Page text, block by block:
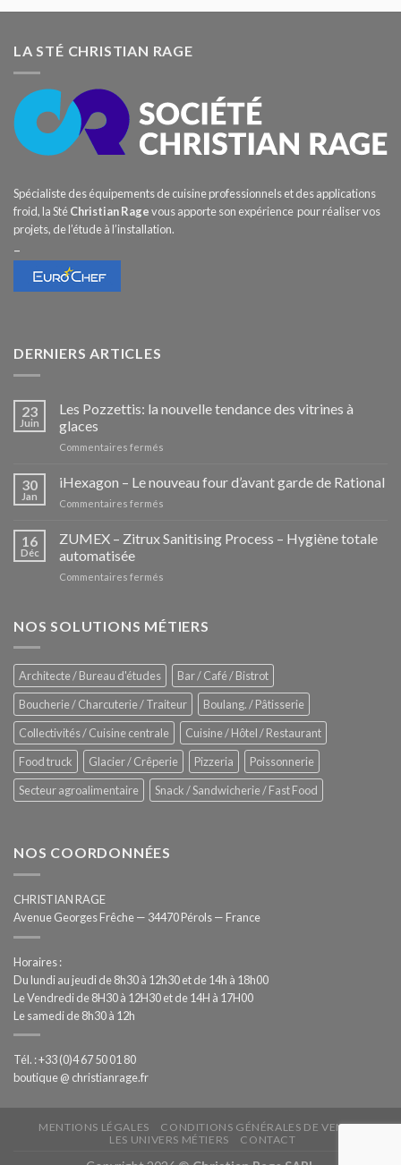
LA STÉ CHRISTIAN RAGE
Spécialiste des équipements de cuisine professionnels et des applications
froid, la StéChristian Ragevous apporte son expérience pour réaliser vos
projets, de l’étude à l’installation.
–
DERNIERS ARTICLES
23
Juin
Les Pozzettis: la nouvelle tendance des vitrines à
glaces
Commentaires fermés
Pozzettis:
la
des
30
Jan
iHexagon – Le nouveau four d’avant garde de Rational
Commentaires fermés
–
Le
de
16
Déc
ZUMEX – Zitrux Sanitising Process – Hygiène totale
automatisée
Commentaires fermés
Zitrux
–
Hygiène
totale
automatisée
NOS SOLUTIONS MÉTIERS
Architecte / Bureau d'études
Bar / Café / Bistrot
Boucherie / Charcuterie / Traiteur
Boulang. / Pâtisserie
Collectivités / Cuisine centrale
Cuisine / Hôtel / Restaurant
Food truck
Glacier / Crêperie Pizzeria
Poissonnerie
Secteur agroalimentaire
Snack / Sandwicherie / Fast Food
NOS COORDONNÉES
CHRISTIAN RAGE
Avenue Georges Frêche — 34470 Pérols — France
Horaires :
Du lundi au jeudi de 8h30 à 12h30 et de 14h à 18h00
Le Vendredi de 8H30 à 12H30 et de 14H à 17H00
Le samedi de 8h30 à 12h
Tél. : +33 (0)4 67 50 01 80
boutique @ christianrage.fr
MENTIONS LÉGALES
CONDITIONS GÉNÉRALES DE VENTE
LES UNIVERS MÉTIERS
CONTACT